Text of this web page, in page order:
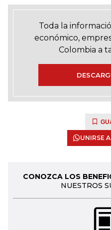
Toda la
económico,
Colombia a
UNIRSE
CONOZCA LOS
NUESTROS